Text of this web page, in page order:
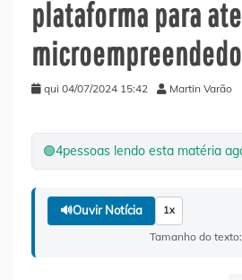
plataforma para
qui 04/07/2024 15:42 Martin Varão
🟢4pessoas lendo esta matéria
🔊Ouvir Notícia 1x
Tamanho do texto: